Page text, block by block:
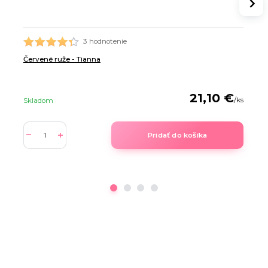
3 hodnotenie
Červené ruže - Tianna
21,10 €/ks
Skladom
Pridať do košíka